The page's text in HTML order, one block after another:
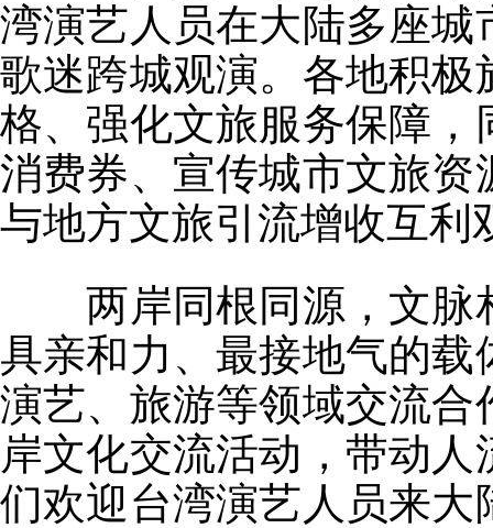
湾演艺人员在大陆多座
歌迷跨城观演。各地积
格、强化文旅服务保障
消费券、宣传城市文旅
与地方文旅引流增收互利
两岸同根同源，文脉
具亲和力、最接地气的
演艺、旅游等领域交流
岸文化交流活动，带动
们欢迎台湾演艺人员来